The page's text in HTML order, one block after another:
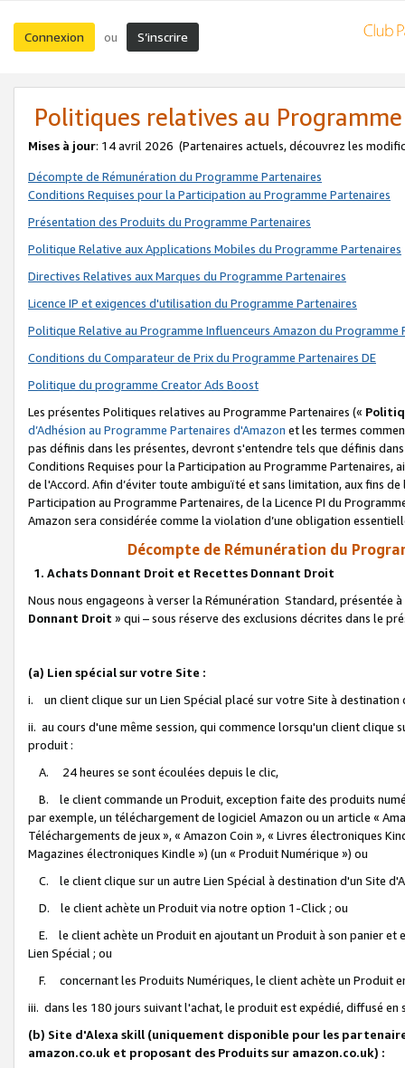
Connexion ou S’inscrire
Politiques relatives au
Mises à jour: 14 avril 2026 (Partenaires actuels, découvrez les
Décompte de Rémunération du Programme Partenaires
Conditions Requises pour la Participation au Programme Partenaires
Présentation des Produits du Programme Partenaires
Politique Relative aux Applications Mobiles du Programme Partenaires
Directives Relatives aux Marques du Programme Partenaires
Licence IP et exigences d'utilisation du Programme Partenaires
Politique Relative au Programme Influenceurs Amazon du Programme
Conditions du Comparateur de Prix du Programme Partenaires DE
Politique du programme Creator Ads Boost
Les présentes Politiques relatives au Programme Partenaires («
d’Adhésion au Programme Partenaires d'Amazon et les termes
pas définis dans les présentes, devront s'entendre tels que définis
Conditions Requises pour la Participation au Programme Partenaires,
de l'Accord. Afin d’éviter toute ambiguïté et sans limitation, aux fins
Participation au Programme Partenaires, de la Licence PI du
Amazon sera considérée comme la violation d’une obligation
Décompte de Rémunération du
1. Achats Donnant Droit et Recettes Donnant Droit
Nous nous engageons à verser la Rémunération Standard, présentée
Donnant Droit » qui – sous réserve des exclusions décrites dans le
(a) Lien spécial sur votre Site :
i. un client clique sur un Lien Spécial placé sur votre Site à destination
ii. au cours d'une même session, qui commence lorsqu'un client
produit :
A. 24 heures se sont écoulées depuis le clic,
B. le client commande un Produit, exception faite des produits
par exemple, un téléchargement de logiciel Amazon ou un article «
Téléchargements de jeux », « Amazon Coin », « Livres électroniques
Magazines électroniques Kindle ») (un « Produit Numérique ») ou
C. le client clique sur un autre Lien Spécial à destination d'un Site
D. le client achète un Produit via notre option 1-Click ; ou
E. le client achète un Produit en ajoutant un Produit à son panier et
Lien Spécial ; ou
F. concernant les Produits Numériques, le client achète un Produit
iii. dans les 180 jours suivant l'achat, le produit est expédié, diffusé
(b) Site d'Alexa skill (uniquement disponible pour les
amazon.co.uk et proposant des Produits sur amazon.co.uk) :